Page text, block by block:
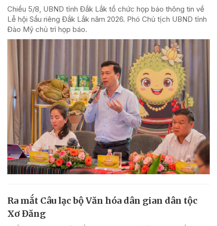
Chiều 5/8, UBND tỉnh Đắk Lắk tổ chức họp báo thông tin về
Lễ hội Sầu riêng Đắk Lắk năm 2026. Phó Chủ tịch UBND tỉnh
Đào Mỹ chủ trì họp báo.
Ra mắt Câu lạc bộ Văn hóa dân gian dân tộc
Xơ Đăng